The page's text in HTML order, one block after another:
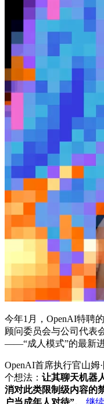
今年1月，OpenAI特聘
顾问委员会与公司代表
——“成人模式”的最新进
OpenAI首席执行官山姆
个想法： 让其聊天机器
消对此类限制级内容的
户当成年人对待”。 继